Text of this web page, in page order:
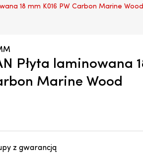
18 mm K016 PW Carbon Marine Wood
Płyta laminowana
Marine Wood
z gwarancją